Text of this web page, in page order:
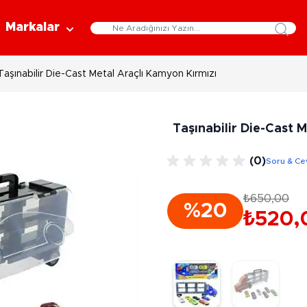
Eğitici Oyuncaklar
Müzik Aletleri
Oyunlar
Arkadaş - Aile Kutu Oyunları
Çocuk Kutu Oyunları
Bebekler
Et Bebekler
Fonksiyonlu Bebekler
Oyuncak Bebek Aksesuarları
Oyuncak Bebek Setleri
Kozmetik ve Güzellik Setleri
Aksesuar
3-5 Yaş 6-9 Yaş
Markalar
Die-Cast Metal Araçlı Kamyon Kırmızı
Taşınabilir Die-Cast
(0)Soru &
%20
₺650,00